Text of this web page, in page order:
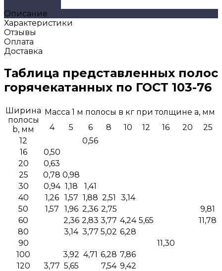
Описание
Характеристики
Отзывы
Оплата
Доставка
Таблица представленных полос
горячекатанных по ГОСТ 103-76
Ширина
полосы
b, мм
Масса 1 м полосы в кг при толщине a, мм
4
5 6 8 10 12 16 20
25
12
0,56
16
0,50
20
0,63
25
0,78 0,98
30
0,94 1,18
1,41
40
1,26 1,57 1,88 2,51
3,14
50
1,57 1,96 2,36 2,75
9,81
60
2,36 2,83 3,77 4,24 5,65
11,78
80
3,14 3,77 5,02 6,28
90
11,30
100
3,92 4,71 6,28 7,86
120
3,77 5,65 7,54 9,42